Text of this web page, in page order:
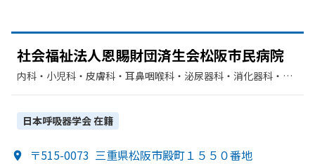
社会福祉法人恩賜財団済生会松阪市民病院
内科・​小児科・​皮膚科・​耳鼻咽喉科・​泌尿器科・​消化器科・​呼
麻酔科・​歯科・​リハビリテーション・​臨床検査・病理診断・​歯
日本呼吸器学会在籍
〒515-0073 三重県松阪市殿町１５５０番地